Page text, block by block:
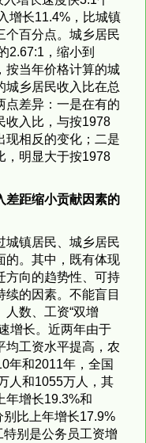
增长11.4%，比城镇
个百分点。城乡居民
2.67:1，缩小到
按当年价格计算的城
城乡居民收入比在总
点差异：一是在有的
收入比，与按1978
现相反的变化；二是
，明显大于按1978
差距缩小贡献因素的
城镇居民、城乡居民
的。其中，既有体现
方向的趋势性、可持
的因素。不能盲目
人数、工资“双增
增长。近两年由于
均工资水平提高，农
年和2011年，全国
人和1055万人，其
年增长19.3%和
比上年增长17.9%
别是公务员工资增